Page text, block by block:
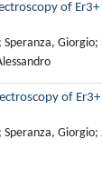
of Er3+
of
Giorgio;